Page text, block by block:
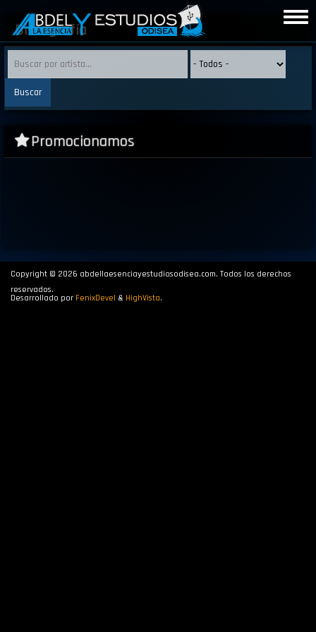
contenido
principal
Discografía
Promocionamos
Copyright © 2026 abdellaesenciayestudiosodisea.com. Todos los derechos
reservados.
Desarrollado por FenixDevel & HighVista.